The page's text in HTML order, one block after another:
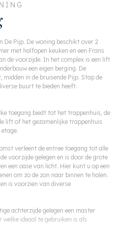
De Pijp. De woning beschikt over 2
met halfopen keuken en een Frans
de voorzijde. In het complex is een lift
een eigen berging. De
in de bruisende Pijp. Stap de
buurt te bieden heeft.
toegang biedt tot het trappenhuis, de
lift of het gezamenlijke trappenhuis
verleent de entree toegang tot alle
voorzijde gelegen en is door de grote
een oase van licht. Hier kunt u op een
om zo de zon naar binnen te halen.
is voorzien van diverse
achterzijde gelegen een master